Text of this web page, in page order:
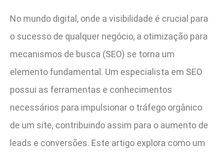
No mundo digital, onde a visibilidade é crucial para
o sucesso de qualquer negócio, a otimização para
mecanismos de busca (SEO) se torna um
elemento fundamental. Um especialista em SEO
possui as ferramentas e conhecimentos
necessários para impulsionar o tráfego orgânico
de um site, contribuindo assim para o aumento de
leads e conversões. Este artigo explora como um